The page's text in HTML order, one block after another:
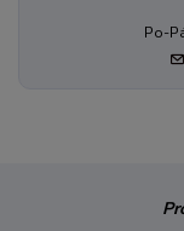
Po-